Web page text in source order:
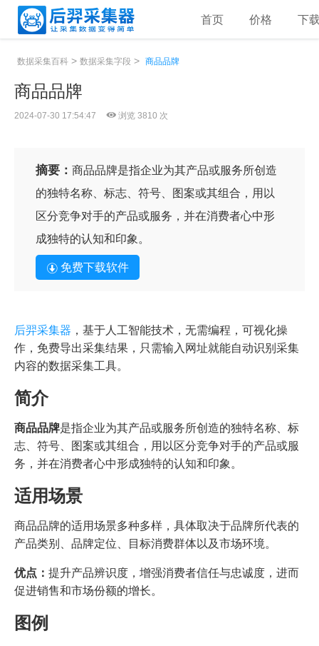
首页 价格 下
数据采集百科 > 数据采集字段 > 商品品牌
商品品牌
2024-07-30 17:54:47 浏览 3810 次
摘要： 商品品牌是指企业为其产品或服务所创造
的独特名称、标志、符号、图案或其组合，用以
区分竞争对手的产品或服务，并在消费者心中形
成独特的认知和印象。
免费下载软件
后羿采集器 ，基于人工智能技术，无需编程，可视化操
作，免费导出采集结果，只需输入网址就能自动识别采集
内容的数据采集工具。
简介
商品品牌是指企业为其产品或服务所创造的独特名称、标
志、符号、图案或其组合，用以区分竞争对手的产品或服
务，并在消费者心中形成独特的认知和印象。
适用场景
商品品牌的适用场景多种多样，具体取决于品牌所代表的
产品类别、品牌定位、目标消费群体以及市场环境。
优点： 提升产品辨识度，增强消费者信任与忠诚度，进而
促进销售和市场份额的增长。
图例